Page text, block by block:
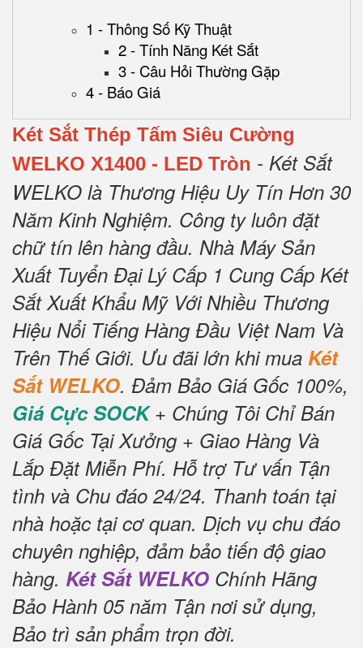
1 - Thông Số Kỹ Thuật
2 - Tính Năng Két Sắt
3 - Câu Hỏi Thường Gặp
4 - Báo Giá
Két Sắt Thép Tấm Siêu Cường
WELKO X1400 - LED Tròn - Két Sắt
WELKO là Thương Hiệu Uy Tín Hơn 30
Năm Kinh Nghiệm. Công ty luôn đặt
chữ tín lên hàng đầu. Nhà Máy Sản
Xuất Tuyển Đại Lý Cấp 1 Cung Cấp Két
Sắt Xuất Khẩu Mỹ Với Nhiều Thương
Hiệu Nổi Tiếng Hàng Đầu Việt Nam Và
Trên Thế Giới. Ưu đãi lớn khi mua Két
Sắt WELKO. Đảm Bảo Giá Gốc 100%,
Giá Cực SOCK+ Chúng Tôi Chỉ Bán
Giá Gốc Tại Xưởng + Giao Hàng Và
Lắp Đặt Miễn Phí. Hỗ trợ Tư vấn Tận
tình và Chu đáo 24/24. Thanh toán tại
nhà hoặc tại cơ quan. Dịch vụ chu đáo
chuyên nghiệp, đảm bảo tiến độ giao
hàng. Két Sắt WELKO Chính Hãng
Bảo Hành 05 năm Tận nơi sử dụng,
Bảo trì sản phẩm trọn đời.